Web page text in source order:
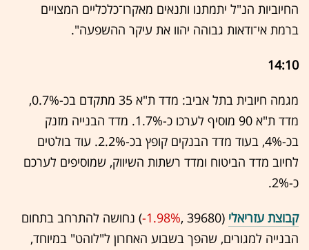
החיוביות הנ"ל יתמתנו ותנאים מאקרו־כלכליים המצויים
ברמת אי־ודאות גבוהה יהוו את עיקר ההשפעה".
14:10
מגמה חיובית בתל אביב: מדד ת"א 35 מתקדם בכ-0.7%,
מדד ת"א 90 מוסיף לערכו כ-1.7%. מדד הבנייה מזנק
בכ-4%, בעוד מדד הבנקים קופץ בכ-2.2%. עוד בולטים
לחיוב מדד הביטוח ומדד רשתות השיווק, שמוסיפים לערכם
כ-2%.
קבוצת עזריאלי (39680 ,‎
-1.98%‏) נחושה להתרחב בתחום
הבנייה למגורים, שהפך בשבוע האחרון ל"לוהט" במיוחד,